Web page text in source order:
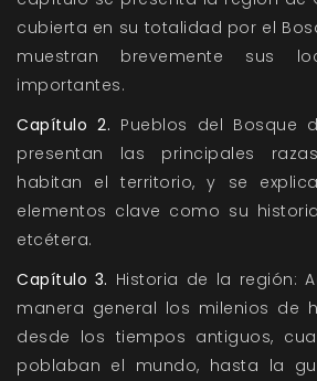
cubierta en su totalidad por el
muestran brevemente sus
importantes.
Capítulo 2. Pueblos del Bosque
presentan las principales
habitan el territorio, y se
elementos clave como su
etcétera.
Capítulo 3. Historia de la región:
manera general los milenios de
desde los tiempos antiguos,
poblaban el mundo, hasta la